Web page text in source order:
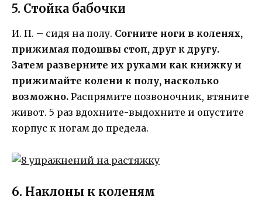
5. Стойка бабочки
И. П. – сидя на полу. Согните ноги в коленях,
прижимая подошвы стоп, друг к другу.
Затем разверните их руками как книжку и
прижимайте колени к полу, насколько
возможно. Распрямите позвоночник, втяните
живот. 5 раз вдохните-выдохните и опустите
корпус к ногам до предела.
6. Наклоны к коленям